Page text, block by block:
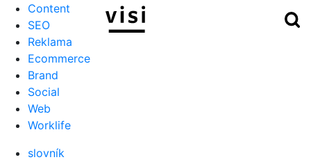
Menu
Content
SEO
Reklama
Ecommerce
Brand
Social
Web
Worklife
slovník